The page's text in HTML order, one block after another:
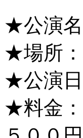
★公演
★場所
★公演日
★料金：